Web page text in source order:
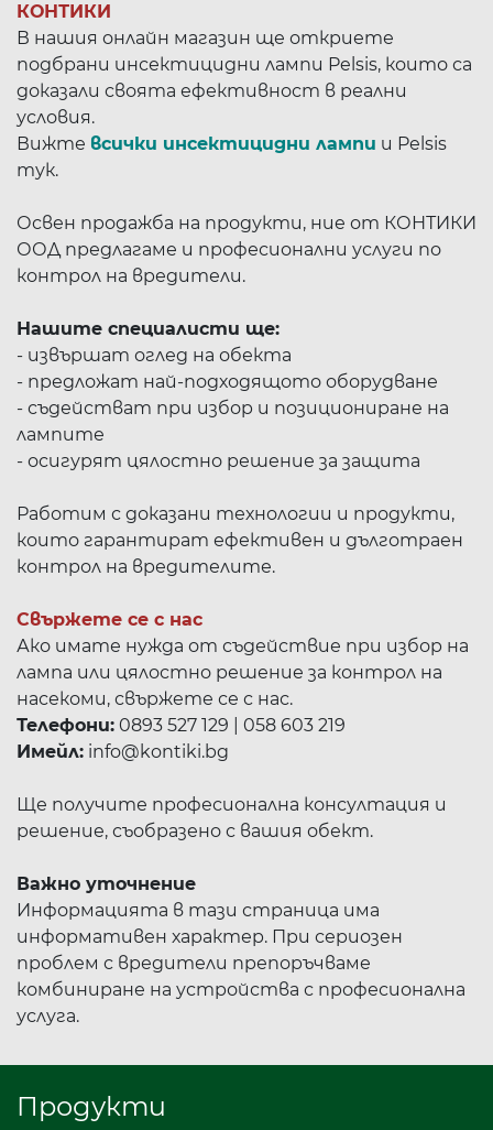
КОНТИКИ
В нашия онлайн магазин ще откриете
подбрани инсектицидни лампи Pelsis, които са
доказали своята ефективност в реални
условия.
Вижте всички инсектицидни лампи и Pelsis
тук.
Освен продажба на продукти, ние от КОНТИКИ
ООД предлагаме и професионални услуги по
контрол на вредители.
Нашите специалисти ще:
- извършат оглед на обекта
- предложат най-подходящото оборудване
- съдействат при избор и позициониране на
лампите
- осигурят цялостно решение за защита
Работим с доказани технологии и продукти,
които гарантират ефективен и дълготраен
контрол на вредителите.
Свържете се с нас
Ако имате нужда от съдействие при избор на
лампа или цялостно решение за контрол на
насекоми, свържете се с нас.
Телефони: 0893 527 129 | 058 603 219
Имейл: info@kontiki.bg
Ще получите професионална консултация и
решение, съобразено с вашия обект.
Важно уточнение
Информацията в тази страница има
информативен характер. При сериозен
проблем с вредители препоръчваме
комбиниране на устройства с професионална
услуга.
Продукти